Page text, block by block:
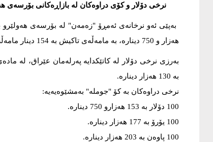
نرخی دۆلار و کۆی دراوەکان لە بازاڕەکانی بۆرسەی
هەزار و 750 دینارە، بە مامەڵەی تاکیش بە 154 دینار مامەڵەی پێوەدەکرێت.
به‌ 130 هه‌زار دیناره‌.
نرخی دراوه‌كان بە کۆ "جوملە" بەمشێوەیەیە:
100 دۆلار بە 153 هەزارو 750 دینارە.
100 یۆرۆ بە 177 هەزار دینارە.
100 پاوەن بە 203 هه‌زار دینارە.